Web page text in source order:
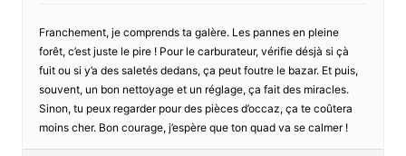
Franchement, je comprends ta galère. Les pannes en pleine
forêt, c’est juste le pire ! Pour le carburateur, vérifie désjà si çà
fuit ou si y’a des saletés dedans, ça peut foutre le bazar. Et puis,
souvent, un bon nettoyage et un réglage, ça fait des miracles.
Sinon, tu peux regarder pour des pièces d’occaz, ça te coûtera
moins cher. Bon courage, j’espère que ton quad va se calmer !